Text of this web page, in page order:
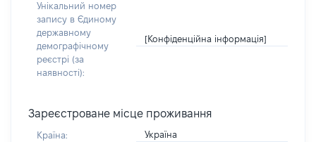
Унікальний номер
запису в Єдиному
державному
демографічному
реєстрі (за
наявності):
[Конфіденційна інформація]
Зареєстроване місце проживання
Країна: Україна